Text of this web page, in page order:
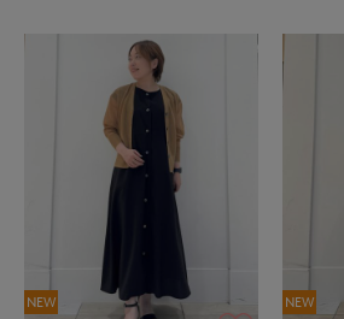
NEW NEW